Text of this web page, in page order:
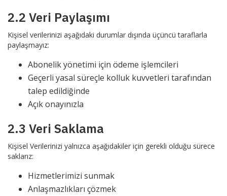
2.2 Veri Paylaşımı
Kişisel verilerinizi aşağıdaki durumlar dışında üçüncü taraflarla
paylaşmayız:
Abonelik yönetimi için ödeme işlemcileri
Geçerli yasal süreçle kolluk kuvvetleri tarafından
talep edildiğinde
Açık onayınızla
2.3 Veri Saklama
Kişisel Verilerinizi yalnızca aşağıdakiler için gerekli olduğu sürece
saklarız:
Hizmetlerimizi sunmak
Anlaşmazlıkları çözmek